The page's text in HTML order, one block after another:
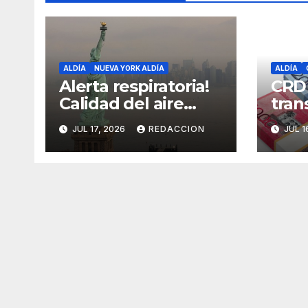
ALDÍA NUEVA YORK ALDÍA
Alerta respiratoria!
Calidad del aire
alcanza niveles
peligrosos en NYC
JUL 17, 2026 REDACCION
ALDÍA
JUL